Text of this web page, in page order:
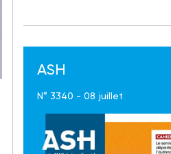
ASH
N° 3340 - 08 juillet